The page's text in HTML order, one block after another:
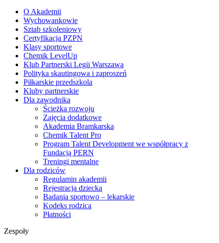
O Akademii
Wychowankowie
Sztab szkoleniowy
Certyfikacja PZPN
Klasy sportowe
Chemik LevelUp
Klub Partnerski Legii Warszawa
Polityka skautingowa i zaproszeń
Piłkarskie przedszkola
Kluby partnerskie
Dla zawodnika
Ścieżka rozwoju
Zajęcia dodatkowe
Akademia Bramkarska
Chemik Talent Pro
Program Talent Development we współpracy z
Fundacją PERN
Treningi mentalne
Dla rodziców
Regulamin akademii
Rejestracja dziecka
Badania sportowo – lekarskie
Kodeks rodzica
Płatności
Zespoły